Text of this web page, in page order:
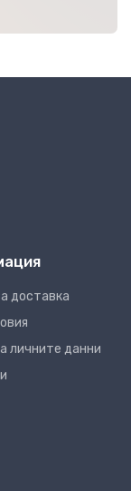
доставка
личните данни